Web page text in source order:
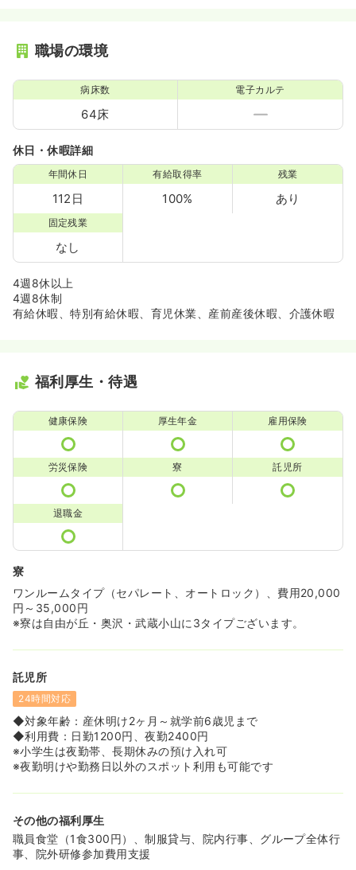
職場の環境
病床数
64床
電子カルテ
休日・休暇詳細
年間休日
112日
有給取得率
100%
残業
あり
固定残業
なし
4週8休以上
4週8休制
有給休暇、特別有給休暇、育児休業、産前産後休暇、介護休暇
福利厚生・待遇
健康保険 厚生年金 雇用保険
労災保険 寮 託児所
退職金
寮
ワンルームタイプ（セパレート、オートロック）、費用20,000
円～35,000円
※寮は自由が丘・奥沢・武蔵小山に3タイプございます。
託児所
24時間対応
◆対象年齢：産休明け2ヶ月～就学前6歳児まで
◆利用費：日勤1200円、夜勤2400円
※小学生は夜勤帯、長期休みの預け入れ可
※夜勤明けや勤務日以外のスポット利用も可能です
その他の福利厚生
職員食堂（1食300円）、制服貸与、院内行事、グループ全体行
事、院外研修参加費用支援